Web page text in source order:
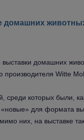
домашних
выставки домашних
производителя Witte
среди которых были,
для формата
них, на выставке